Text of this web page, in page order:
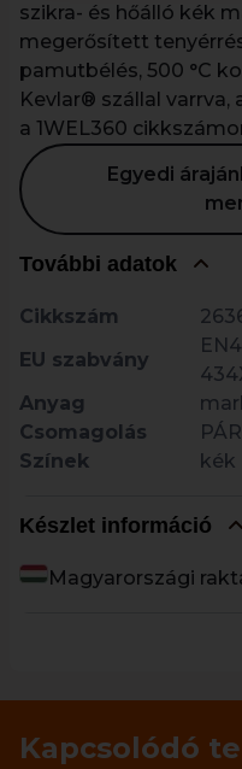
szikra- és hőálló kék
megerősített
pamutbélés, 500 °C
Kevlar® szállal
a 1WEL360
Egyedi
További adatok
Cikkszám
EU szabvány
Anyag
Csomagolás
PÁR
Színek
kék
Készlet információ
Magyarországi
Kapcsolódó